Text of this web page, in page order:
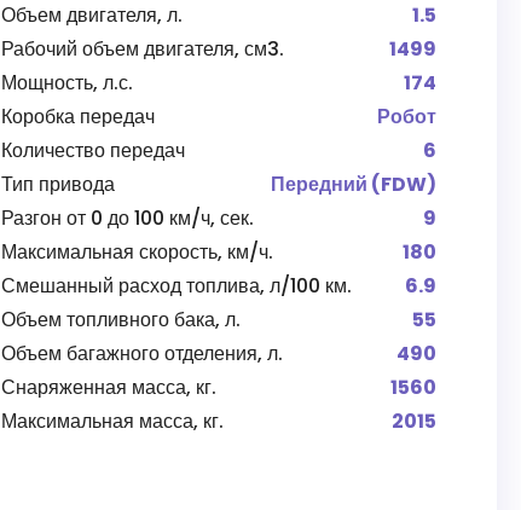
Объем двигателя, л.
1.5
Рабочий объем двигателя, см3.
1499
Мощность, л.с.
174
Коробка передач
Робот
Количество передач
6
Тип привода
Передний (FDW)
Разгон от 0 до 100 км/ч, сек.
9
Максимальная скорость, км/ч.
180
Смешанный расход топлива, л/100 км.
6.9
Объем топливного бака, л.
55
Объем багажного отделения, л.
490
Снаряженная масса, кг.
1560
Максимальная масса, кг.
2015